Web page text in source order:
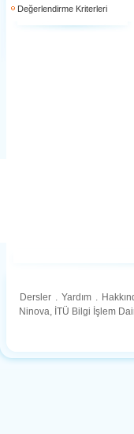
Değerlendirme Kriterleri
Dersler . Yardım .
Ninova, İTÜ Bilgi İşlem